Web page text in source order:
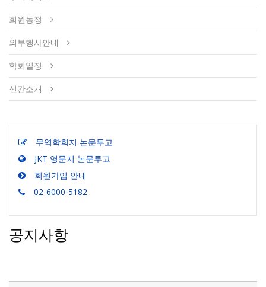
회원동정
외부행사안내
학회일정
신간소개
무역학회지 논문투고
JKT 영문지 논문투고
회원가입 안내
02-6000-5182
공지사항